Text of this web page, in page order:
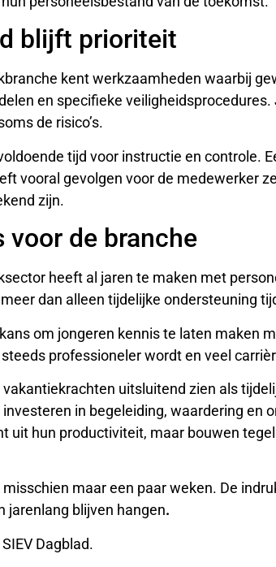
blijft prioriteit
kent werkzaamheden waarbij
en specifieke
de risico’s.
tijd voor instructie en controle.
vooral gevolgen voor de medewerker
zijn.
voor de branche
heeft al jaren te maken met
dan alleen tijdelijke ondersteuning
om jongeren kennis te laten maken
professioneler wordt en veel
uitsluitend zien als
in begeleiding, waardering en
uit hun productiviteit, maar bouwen
maar een paar weken. De
jarenlang blijven hangen.
Dagblad.